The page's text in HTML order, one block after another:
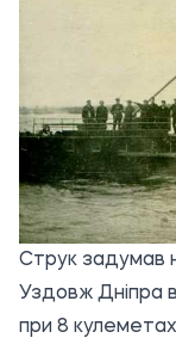
Струк задумав
Уздовж Дніпра
при 8